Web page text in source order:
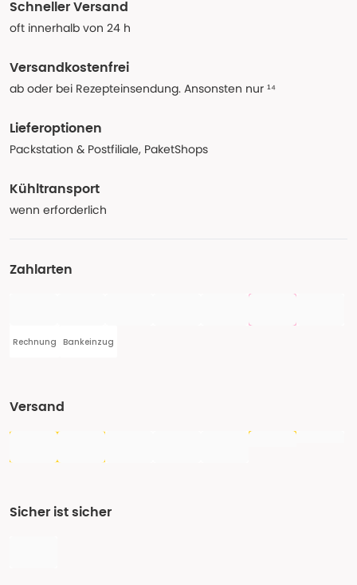
Schneller Versand
oft innerhalb von 24 h
Versandkostenfrei
ab oder bei Rezepteinsendung. Ansonsten nur ¹⁴
Lieferoptionen
Packstation & Postfiliale, PaketShops
Kühltransport
wenn erforderlich
Zahlarten
Rechnung Bankeinzug
Versand
Sicher ist sicher